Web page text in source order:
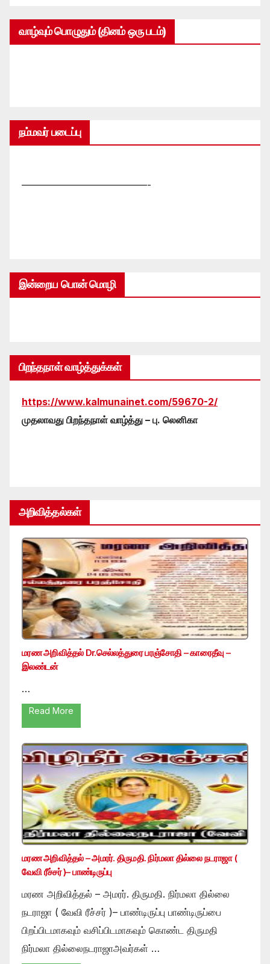
வாழ்வும் பொழுதும் (தினம் ஒரு படம்)
நம்மவர் படைப்பு
—————————————-
இன்றைய பொன் மொழி
பிறந்தநாள் வாழ்த்துக்கள்
https://www.kalmunainet.com/59670-2/
முதலாவது பிறந்தநாள் வாழ்த்து – பு. லெனிகா
அறிவித்தல்கள்
மரண அறிவித்தல் Dr.செல்லத்துரை பரஞ்சோதி – காரைதீவு –
இலண்டன்
…
Read More
மரண அறிவித்தல் – அமரர். திருமதி. நிர்மலா தில்லை நடராஜா (
வேவி ரீச்சர் )– பாண்டிருப்பு
மரண அறிவித்தல் – அமரர். திருமதி. நிர்மலா தில்லை
நடராஜா ( வேவி ரீச்சர் )– பாண்டிருப்பு பாண்டிருப்பை
பிறப்பிடமாகவும் வசிப்பிடமாகவும் கொண்ட திருமதி
நிர்மலா தில்லைநடராஜாஅவர்கள் …